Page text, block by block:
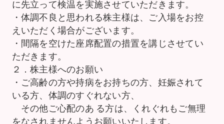
に先立って検温を実施させていただきます。
・体調不良と思われる株主様は、ご入場をお控
えいただく場合がございます。
・間隔を空けた座席配置の措置を講じさせてい
ただきます。
２．株主様へのお願い
・ご高齢の方や持病をお持ちの方、妊娠されて
いる方、体調のすぐれない方、
その他ご心配のあ る方は、くれぐれもご無理
をなされませんようお願いいたします。